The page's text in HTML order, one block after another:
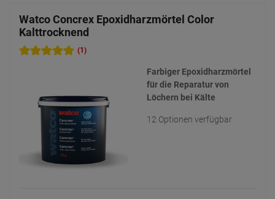
Watco Concrex Epoxidharzmörtel Color
Kalttrocknend
(1)
Farbiger Epoxidharzmörtel
für die Reparatur von
Löchern bei Kälte
12 Optionen verfügbar